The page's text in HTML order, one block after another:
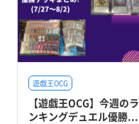
遊戯王OCG
【遊戯王OCG】今週のラ
ンキングデュエル優勝...